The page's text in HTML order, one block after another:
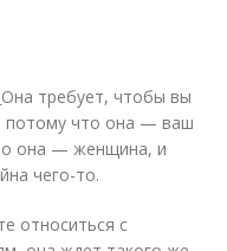
Она требует, чтобы вы
потому что она — ваш
она — женщина, и
чего-то.
относиться с